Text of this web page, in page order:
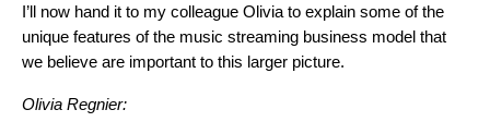
I’ll now hand it to my colleague Olivia to explain some of the
unique features of the music streaming business model that
we believe are important to this larger picture.
Olivia Regnier: